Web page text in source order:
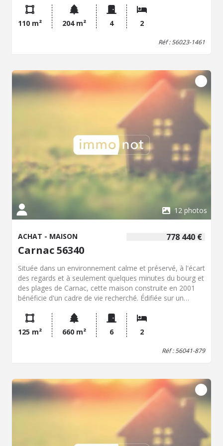
chambre avec accès extérieur et en enfilade un
dégagement avec coin bureau, une salle d'eau et un WC.
Un appentis sous escalier extérieur, abris jardin.
Possibilité d'agrandir le terrain pour chevaux.
110 m² 204 m² 4 2
Réf : 56023-1461
12 photos
778 440 €
ACHAT - MAISON
Carnac 56340
Située dans un environnement calme et préservé, à l'écart
des regards et à seulement quelques minutes du bourg et
des plages de Carnac, cette maison construite en 2001
bénéficie d'un cadre de vie recherché. Édifiée sur un
et une luminosité appréciable. La pièce principale, d'une
superficie d'environ 45 m², s'ouvre largement sur le jardin,
favorisant une agréable continuité entre les espaces de
vie intérieurs et extérieurs. La maison comprend une
salles d'eau. Grand garage traversant. L'ensemble a fait
l'objet d'un entretien régulier et se présente en bon état
général, permettant une installation sans travaux
importants. Les prestations techniques contribuent au
confort de l'habitation, notamment grâce une
performance énergétique satisfaisante. Ce bien constitue
une opportunité de résidence principale ou secondaire
125 m² 660 m² 6 2
Réf : 56041-879